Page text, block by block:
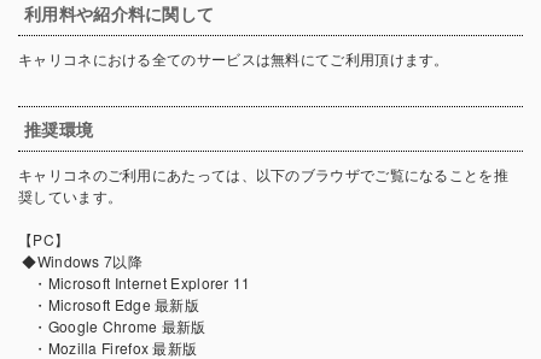
利用料や紹介料に関して
キャリコネにおける全てのサービスは無料にてご利用頂けます。
推奨環境
キャリコネのご利用にあたっては、以下のブラウザでご覧になることを推
奨しています。
【PC】
◆Windows 7以降
・Microsoft Internet Explorer 11
・Microsoft Edge 最新版
・Google Chrome 最新版
・Mozilla Firefox 最新版